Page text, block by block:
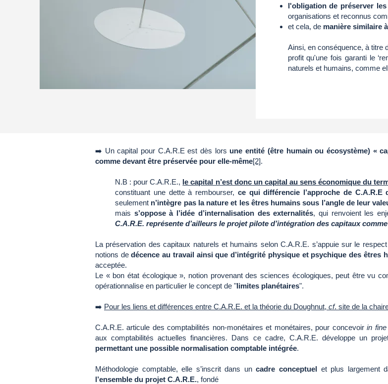
l'obligation de préserver
organisations et reconnus
et cela, de manière similaire
Ainsi, en conséquence, à titre
profit qu'une fois garanti le
naturels et humains, comme
➡️ Un capital pour C.A.R.E est dès lors une entité (être humain ou écosystème) «
comme devant être préservée pour elle-même[2].
N.B : pour C.A.R.E., le capital n’est donc un capital au sens économique du
constituant une dette à rembourser, ce qui différencie l’approche de
seulement n’intègre pas la nature et les êtres humains sous l’angle de leur
mais s’oppose à l’idée d’internalisation des externalités, qui renvoient les
C.A.R.E. représente d’ailleurs le projet pilote d’intégration des capitaux
La préservation des capitaux naturels et humains selon C.A.R.E. s’appuie sur le
notions dedécence au travail ainsi que d’intégrité physique et psychique des êtres
acceptée.
Le « bon état écologique », notion provenant des sciences écologiques, peut être vu
opérationnalise en particulier le concept de "limites planétaires".
➡️ Pour les liens et différences entre C.A.R.E. et la théorie du Doughnut, cf. site de la
C.A.R.E. articule des comptabilités non-monétaires et monétaires, pour concevoirin fine
aux comptabilités actuelles financières. Dans ce cadre, C.A.R.E. développe un
permettant une possible normalisation comptable intégrée.
Méthodologie comptable, elle s’inscrit dans uncadre conceptuelet plus largement
l’ensemble du projet C.A.R.E., fondé